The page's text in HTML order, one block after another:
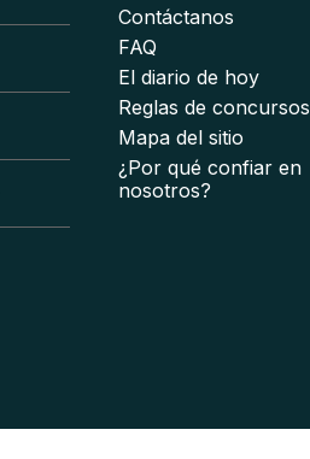
Contáctanos
FAQ
El diario de hoy
Reglas de concursos
Mapa del sitio
¿Por qué confiar en
nosotros?